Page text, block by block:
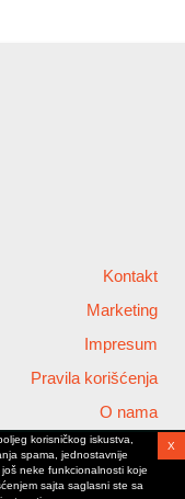
Kontakt
Marketing
Impresum
Pravila korišćenja
O nama
korisničkog iskustva,
spama, jednostavnije
neke funkcionalnosti koje
sajta saglasni ste sa
X